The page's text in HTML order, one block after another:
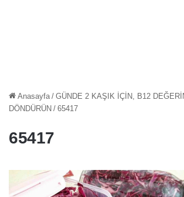
Anasayfa / GÜNDE 2 KAŞIK İÇİN, B12
DÖNDÜRÜN / 65417
65417